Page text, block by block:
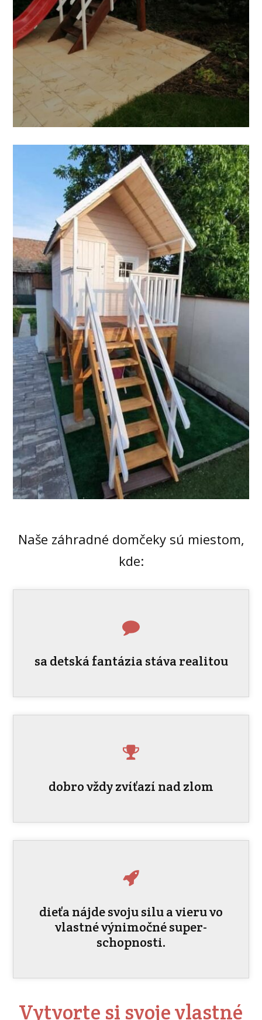
Naše záhradné domčeky sú miestom,
kde:
sa detská fantázia stáva realitou
dobro vždy zvíťazí nad zlom
dieťa nájde svoju silu a vieru vo
vlastné výnimočné super-
schopnosti.
Vytvorte si svoje vlastné